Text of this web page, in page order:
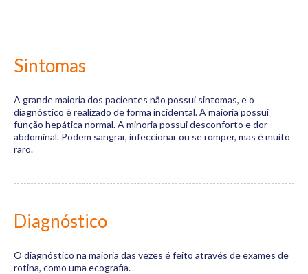
Sintomas
A grande maioria dos pacientes não possui sintomas, e o
diagnóstico é realizado de forma incidental. A maioria possui
função hepática normal. A minoria possui desconforto e dor
abdominal. Podem sangrar, infeccionar ou se romper, mas é muito
raro.
Diagnóstico
O diagnóstico na maioria das vezes é feito através de exames de
rotina, como uma ecografia.